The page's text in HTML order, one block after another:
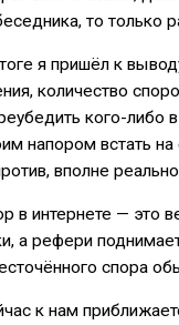
то только
я пришёл к
количество
кого-либо
напором встать
вполне
в интернете — это
а рефери
спора
к нам